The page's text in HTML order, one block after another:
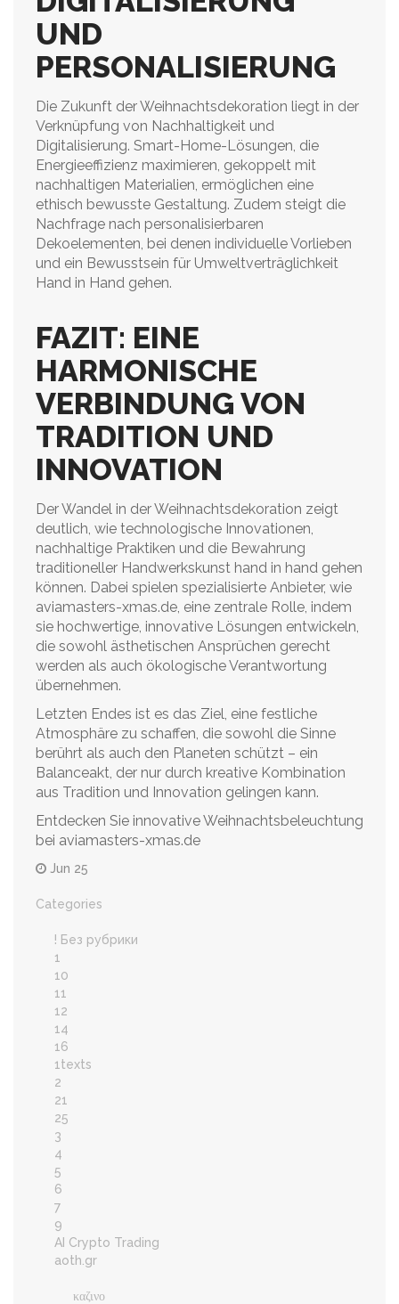
UND
PERSONALISIERUNG
Die Zukunft der Weihnachtsdekoration liegt in der
Verknüpfung von Nachhaltigkeit und
Digitalisierung. Smart-Home-Lösungen, die
Energieeffizienz maximieren, gekoppelt mit
nachhaltigen Materialien, ermöglichen eine
ethisch bewusste Gestaltung. Zudem steigt die
Nachfrage nach personalisierbaren
Dekoelementen, bei denen individuelle Vorlieben
und ein Bewusstsein für Umweltverträglichkeit
Hand in Hand gehen.
FAZIT: EINE
HARMONISCHE
VERBINDUNG VON
TRADITION UND
INNOVATION
Der Wandel in der Weihnachtsdekoration zeigt
deutlich, wie technologische Innovationen,
nachhaltige Praktiken und die Bewahrung
traditioneller Handwerkskunst hand in hand gehen
können. Dabei spielen spezialisierte Anbieter, wie
aviamasters-xmas.de, eine zentrale Rolle, indem
sie hochwertige, innovative Lösungen entwickeln,
die sowohl ästhetischen Ansprüchen gerecht
werden als auch ökologische Verantwortung
übernehmen.
Letzten Endes ist es das Ziel, eine festliche
Atmosphäre zu schaffen, die sowohl die Sinne
berührt als auch den Planeten schützt – ein
Balanceakt, der nur durch kreative Kombination
aus Tradition und Innovation gelingen kann.
Entdecken Sie innovative Weihnachtsbeleuchtung
bei aviamasters-xmas.de
Jun 25
Categories
! Без рубрики
1
10
11
12
14
16
1texts
2
21
25
3
4
5
6
7
9
AI Crypto Trading
aoth.gr
καζινο